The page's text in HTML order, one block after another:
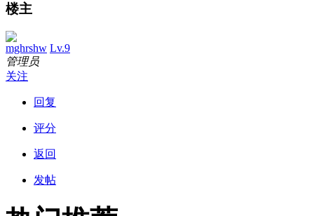
楼主
mghrshw Lv.9
管理员
关注
回复
评分
返回
发帖